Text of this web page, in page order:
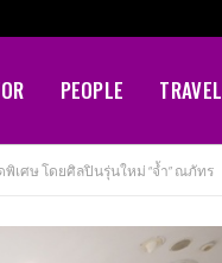
PEOPLE TRAVEL
เศษ โดยศิลปินรุ่นใหม่ “จ้ำ” ณภัทร